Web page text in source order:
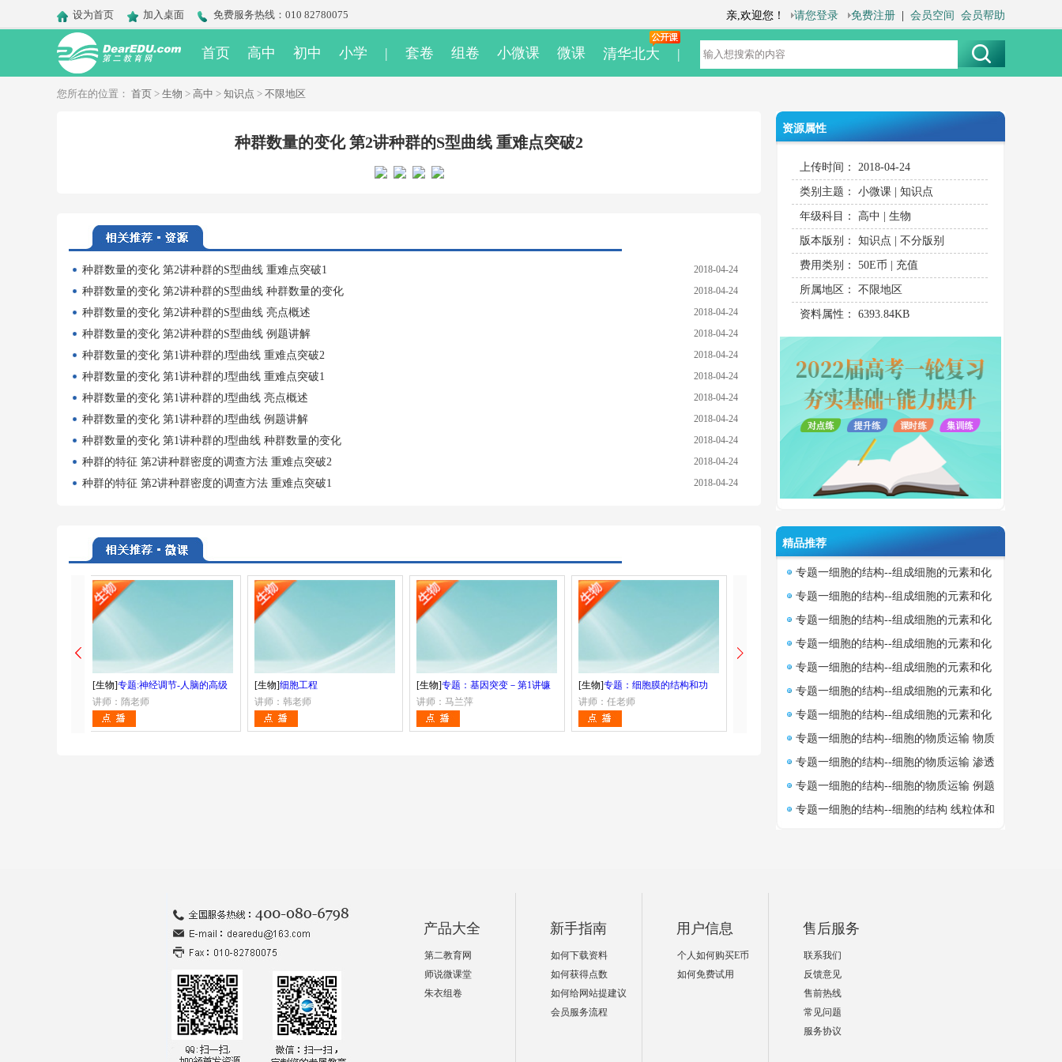
设为首页 加入桌面 免费服务热线：010 82780075
首页 高中 初中 小学 | 套卷 组卷 小微课 微课 清华北大 |
您所在的位置： 首页 > 生物 > 高中 > 知识点 > 不限地区
资源属性
上传时间： 2018-04-24
类别主题： 小微课 知识点
年级科目： 高中 生物
版本版别： 知识点 不分版别
费用类别： 50E币 充值
所属地区： 不限地区
资料属性： 6393.84KB
精品推荐
专题一细胞的结构--组成细胞的元素和化
合物 组成生物体的化学元素以及水和无
机盐的作用
专题一细胞的结构--组成细胞的元素和化
合物 糖类、脂质的种类和作用
专题一细胞的结构--组成细胞的元素和化
合物 例题讲解和概述
专题一细胞的结构--组成细胞的元素和化
合物 检测生物组织中还原糖、脂肪和蛋
白质（实验）
专题一细胞的结构--组成细胞的元素和化
合物 核酸的结构和功能
专题一细胞的结构--组成细胞的元素和化
合物 观察DNA、RNA在细胞中的分布(实
验)
专题一细胞的结构--组成细胞的元素和化
合物 蛋白质的结构和功能
专题一细胞的结构--细胞的物质运输 物质
出入细胞的方式及影响因素
专题一细胞的结构--细胞的物质运输 渗透
系统和植物细胞的质壁分离及复原
专题一细胞的结构--细胞的物质运输 例题
讲解和概述
专题一细胞的结构--细胞的结构 线粒体和
种群数量的变化 第2讲种群的S型曲线 重难点突破2
2018-04-24
种群数量的变化 第2讲种群的S型曲线 重难点突破1
2018-04-24
种群数量的变化 第2讲种群的S型曲线 种群数量的变化
2018-04-24
种群数量的变化 第2讲种群的S型曲线 亮点概述
2018-04-24
种群数量的变化 第2讲种群的S型曲线 例题讲解
2018-04-24
种群数量的变化 第1讲种群的J型曲线 重难点突破2
2018-04-24
种群数量的变化 第1讲种群的J型曲线 重难点突破1
2018-04-24
种群数量的变化 第1讲种群的J型曲线 亮点概述
2018-04-24
种群数量的变化 第1讲种群的J型曲线 例题讲解
2018-04-24
种群数量的变化 第1讲种群的J型曲线 种群数量的变化
2018-04-24
种群的特征 第2讲种群密度的调查方法 重难点突破2
2018-04-24
种群的特征 第2讲种群密度的调查方法 重难点突破1
[生物]专题:神经调节-人脑的高级
功能
讲师：隋老师
[生物]细胞工程
讲师：韩老师
[生物]专题：基因突变－第1讲镰
刀型细胞贫血症病因分析
讲师：马兰萍
[生物]专题：细胞膜的结构和功
能-第2讲细胞的生物膜系统
讲师：任老师
专题：兴奋在神经间传递-
[生物]专题：物质进出细胞的方
水（实验）
产品大全
第二教育网
师说微课堂
朱衣组卷
新手指南
如何下载资料
如何获得点数
如何给网站提建议
会员服务流程
用户信息
个人如何购买E币
如何免费试用
售后服务
联系我们
反馈意见
售前热线
常见问题
服务协议